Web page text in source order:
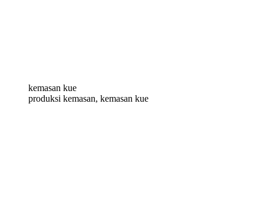
kemasan kue
produksi kemasan, kemasan kue